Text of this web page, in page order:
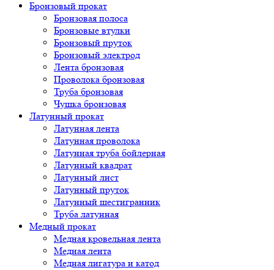
Бронзовый прокат
Бронзовая полоса
Бронзовые втулки
Бронзовый пруток
Бронзовый электрод
Лента бронзовая
Проволока бронзовая
Труба бронзовая
Чушка бронзовая
Латунный прокат
Латунная лента
Латунная проволока
Латунная труба бойлерная
Латунный квадрат
Латунный лист
Латунный пруток
Латунный шестигранник
Труба латунная
Медный прокат
Медная кровельная лента
Медная лента
Медная лигатура и катод